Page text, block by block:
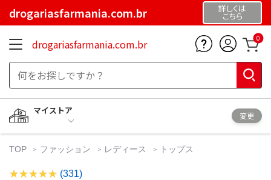
drogariasfarmania.com.br 詳しくは
こちら
drogariasfarmania.com.br 0
マイストア
変更
TOP ファッション レディース トップス
(331)